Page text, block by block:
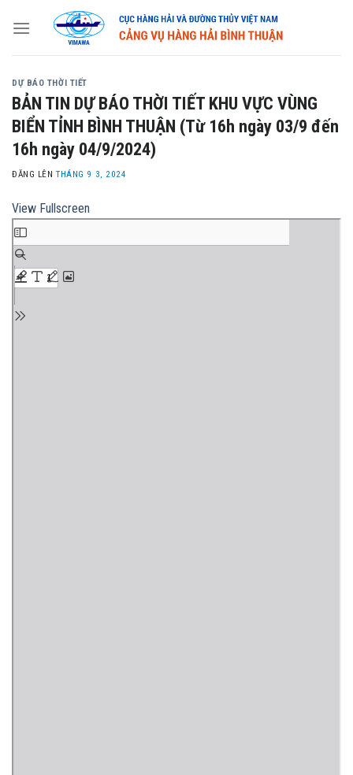
DỰ BÁO THỜI TIẾT
BẢN TIN DỰ BÁO THỜI TIẾT KHU VỰC VÙNG
BIỂN TỈNH BÌNH THUẬN (Từ 16h ngày 03/9 đến
16h ngày 04/9/2024)
ĐĂNG LÊNTHÁNG 9 3, 2024
View Fullscreen